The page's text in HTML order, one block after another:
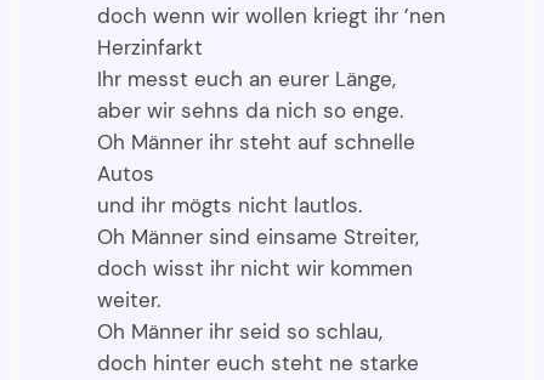
doch wenn wir wollen kriegt ihr ’nen
Herzinfarkt
Ihr messt euch an eurer Länge,
aber wir sehns da nich so enge.
Oh Männer ihr steht auf schnelle
Autos
und ihr mögts nicht lautlos.
Oh Männer sind einsame Streiter,
doch wisst ihr nicht wir kommen
weiter.
Oh Männer ihr seid so schlau,
doch hinter euch steht ne starke